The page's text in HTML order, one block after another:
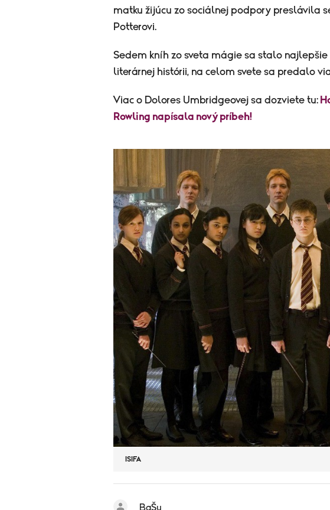
matku žijúcu zo sociálnej podpory preslávila
Potterovi.
Sedem kníh zo sveta mágie sa stalo najlepšie
literárnej histórii, na celom svete sa predalo
Viac o Dolores Umbridgeovej sa dozviete tu:
Rowling napísala nový príbeh!
ISIFA
BaŠu